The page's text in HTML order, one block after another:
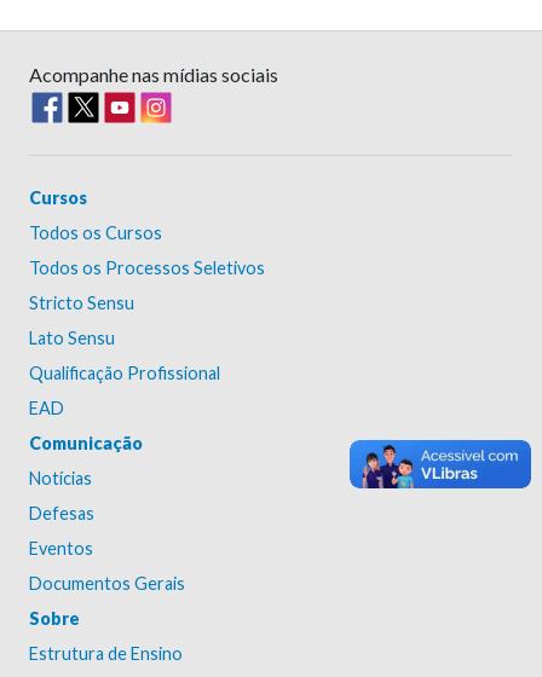
Acompanhe nas mídias sociais
Cursos
Todos os Cursos
Todos os Processos Seletivos
Stricto Sensu
Lato Sensu
Qualificação Profissional
EAD
Comunicação
Notícias
Defesas
Eventos
Documentos Gerais
Sobre
Estrutura de Ensino